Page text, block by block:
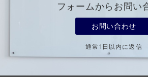
フォームからお問い
お問い合わせ
通常1日以内に返信